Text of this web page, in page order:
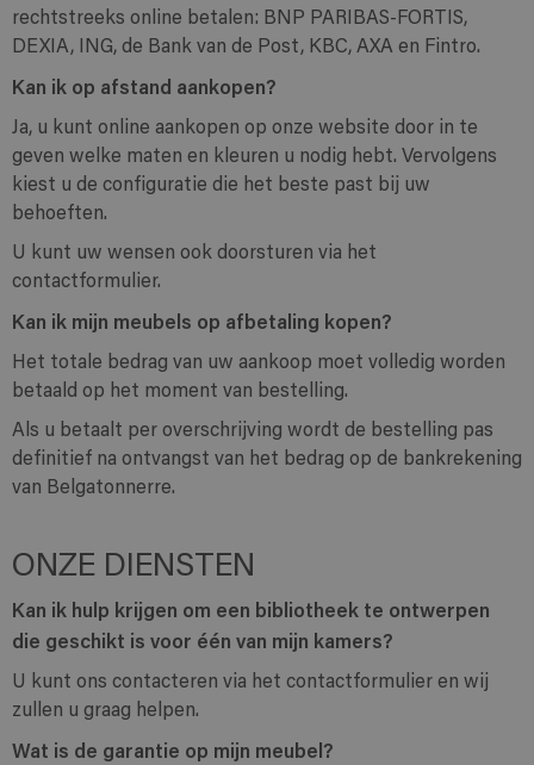
rechtstreeks online betalen: BNP PARIBAS-FORTIS,
DEXIA, ING, de Bank van de Post, KBC, AXA en Fintro.
Kan ik op afstand aankopen?
Ja, u kunt online aankopen op onze website door in te
geven welke maten en kleuren u nodig hebt. Vervolgens
kiest u de configuratie die het beste past bij uw
behoeften.
U kunt uw wensen ook doorsturen via het
contactformulier.
Kan ik mijn meubels op afbetaling kopen?
Het totale bedrag van uw aankoop moet volledig worden
betaald op het moment van bestelling.
Als u betaalt per overschrijving wordt de bestelling pas
definitief na ontvangst van het bedrag op de bankrekening
van Belgatonnerre.
ONZE DIENSTEN
Kan ik hulp krijgen om een bibliotheek te ontwerpen
die geschikt is voor één van mijn kamers?
U kunt ons contacteren via het contactformulier en wij
zullen u graag helpen.
Wat is de garantie op mijn meubel?